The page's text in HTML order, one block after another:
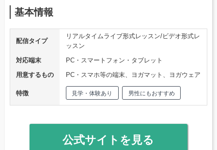
基本情報
配信タイプ
リアルタイムライブ形式レッスン/ビデオ形式レ
ッスン
対応端末
PC・スマートフォン・タブレット
用意するもの
PC・スマホ等の端末、ヨガマット、ヨガウェア
特徴 見学・体験あり 男性にもおすすめ
公式サイトを見る